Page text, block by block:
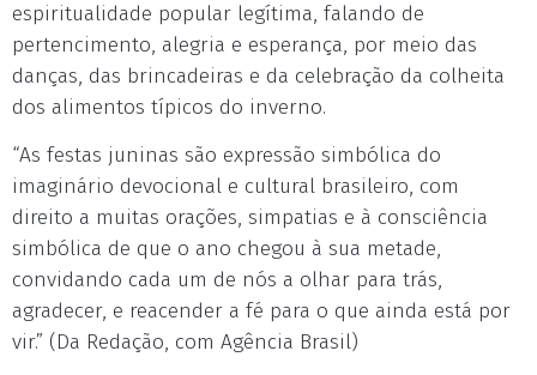
espiritualidade popular legítima, falando de
pertencimento, alegria e esperança, por meio das
danças, das brincadeiras e da celebração da colheita
dos alimentos típicos do inverno.
“As festas juninas são expressão simbólica do
imaginário devocional e cultural brasileiro, com
direito a muitas orações, simpatias e à consciência
simbólica de que o ano chegou à sua metade,
convidando cada um de nós a olhar para trás,
agradecer, e reacender a fé para o que ainda está por
vir.” (Da Redação, com Agência Brasil)